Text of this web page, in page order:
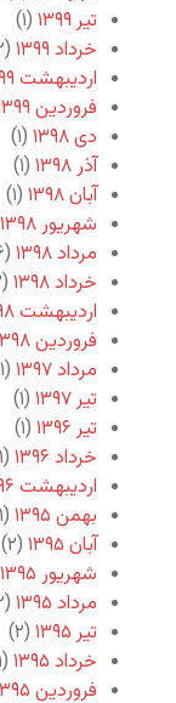
تیر ۱۳۹۹
(۱)
خرداد ۱۳۹۹
(۲)
اردیبهشت ۱۳۹۹
فروردین ۱۳۹۹
دی ۱۳۹۸
(۱)
آذر ۱۳۹۸
(۱)
آبان ۱۳۹۸
(۱)
شهریور ۱۳۹۸
مرداد ۱۳۹۸
(۶)
خرداد ۱۳۹۸
(۳)
اردیبهشت ۱۳۹۸
فروردین ۱۳۹۸
مرداد ۱۳۹۷
(۱)
تیر ۱۳۹۷
(۱)
تیر ۱۳۹۶
(۱)
خرداد ۱۳۹۶
(۱)
اردیبهشت ۱۳۹۶
بهمن ۱۳۹۵
(۱)
آبان ۱۳۹۵
(۲)
شهریور ۱۳۹۵
مرداد ۱۳۹۵
(۲)
تیر ۱۳۹۵
(۲)
خرداد ۱۳۹۵
(۱)
فروردین ۱۳۹۵